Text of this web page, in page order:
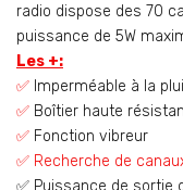
radio dispose des 70
puissance de 5W
Les +:
✅ Imperméable à la
✅ Boîtier haute
✅ Fonction vibreur
✅ Recherche de
✅ Puissance de sortie